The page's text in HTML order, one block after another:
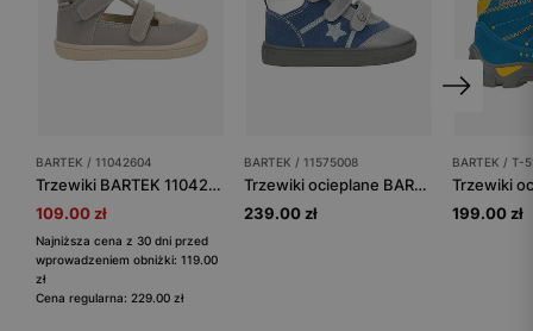
BARTEK / 11042604
Trzewiki BARTEK 11042604, szary
109.00 zł
Najniższa cena z 30 dni przed
wprowadzeniem obniżki: 119.00
zł
Cena regularna: 229.00 zł
BARTEK / 11575008
Trzewiki ocieplane BARTEK 11575008, niebiesko-szary
239.00 zł
BARTEK / T-
199.00 zł